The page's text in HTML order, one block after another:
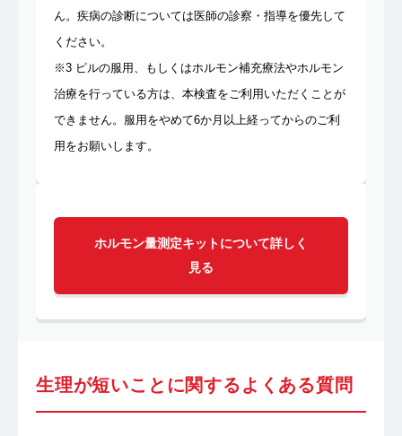
ん。疾病の診断については医師の診察・指導を優先して
ください。
※3 ピルの服用、もしくはホルモン補充療法やホルモン
治療を行っている方は、本検査をご利用いただくことが
できません。服用をやめて6か月以上経ってからのご利
用をお願いします。
ホルモン量測定キットについて詳しく
見る
生理が短いことに関するよくある質問